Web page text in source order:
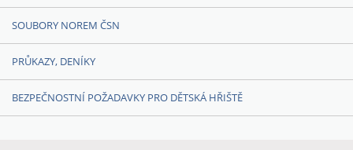
SOUBORY NOREM ČSN
PRŮKAZY, DENÍKY
BEZPEČNOSTNÍ POŽADAVKY PRO DĚTSKÁ HŘIŠTĚ